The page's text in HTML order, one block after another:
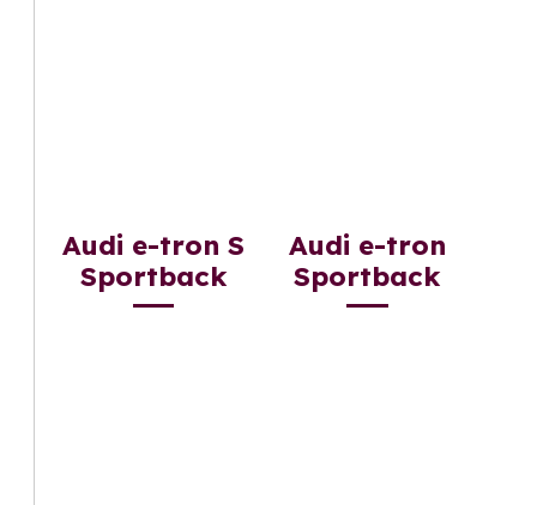
Audi e-tron S
Sportback
Audi e-tron
Sportback